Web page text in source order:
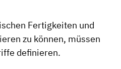
Fertigkeiten und
zu können, müssen
definieren.